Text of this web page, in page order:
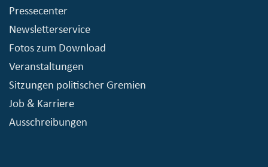
Pressecenter
Newsletterservice
Fotos zum Download
Veranstaltungen
Sitzungen politischer Gremien
Job & Karriere
Ausschreibungen